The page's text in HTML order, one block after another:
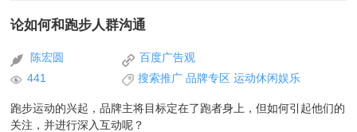
论如何和跑步人群沟通
陈宏圆
百度广告观
441
搜索推广 品牌专区 运动休闲娱乐
跑步运动的兴起，品牌主将目标定在了跑者身上，但如何引起他们的
关注，并进行深入互动呢？